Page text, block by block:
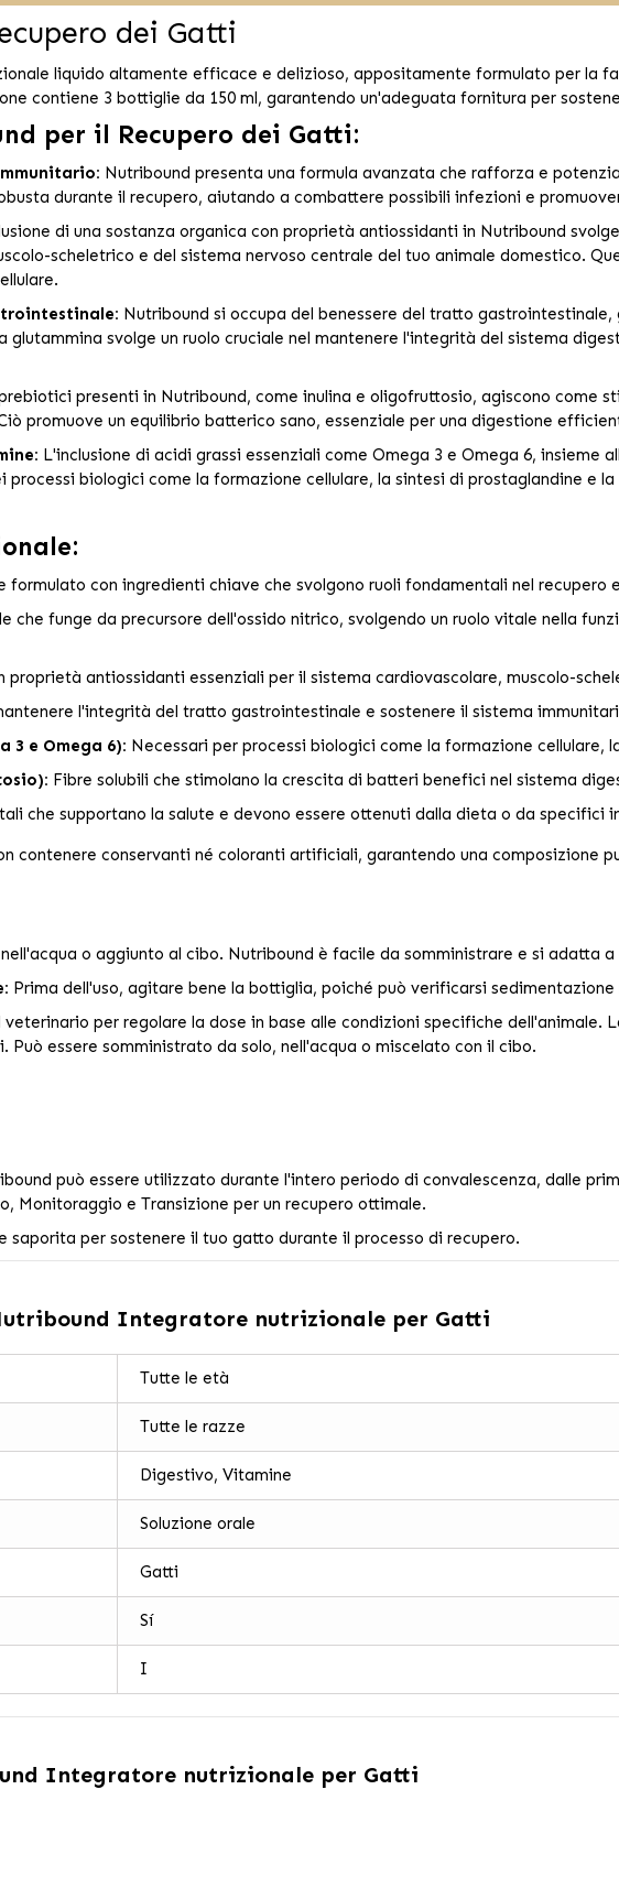
dei Gatti
liquido altamente efficace e delizioso, appositamente formulato per la
contiene 3 bottiglie da 150 ml, garantendo un'adeguata fornitura per
per il Recupero dei Gatti:
Nutribound presenta una formula avanzata che rafforza e
durante il recupero, aiutando a combattere possibili infezioni e
di una sostanza organica con proprietà antiossidanti in Nutribound
scheletrico e del sistema nervoso centrale del tuo animale domestico.
Nutribound si occupa del benessere del tratto
glutammina svolge un ruolo cruciale nel mantenere l'integrità del sistema
presenti in Nutribound, come inulina e oligofruttosio, agiscono come
promuove un equilibrio batterico sano, essenziale per una digestione
L'inclusione di acidi grassi essenziali come Omega 3 e Omega 6, insieme
processi biologici come la formazione cellulare, la sintesi di prostaglandine e
con ingredienti chiave che svolgono ruoli fondamentali nel recupero
che funge da precursore dell'ossido nitrico, svolgendo un ruolo vitale nella
proprietà antiossidanti essenziali per il sistema cardiovascolare, muscolo-
l'integrità del tratto gastrointestinale e sostenere il sistema
3 e Omega 6): Necessari per processi biologici come la formazione cellulare,
Fibre solubili che stimolano la crescita di batteri benefici nel sistema
che supportano la salute e devono essere ottenuti dalla dieta o da specifici
contenere conservanti né coloranti artificiali, garantendo una composizione
o aggiunto al cibo. Nutribound è facile da somministrare e si adatta
Prima dell'uso, agitare bene la bottiglia, poiché può verificarsi sedimentazione
veterinario per regolare la dose in base alle condizioni specifiche dell'animale.
Può essere somministrato da solo, nell'acqua o miscelato con il cibo.
può essere utilizzato durante l'intero periodo di convalescenza, dalle
Monitoraggio e Transizione per un recupero ottimale.
saporita per sostenere il tuo gatto durante il processo di recupero.
Integratore nutrizionale per Gatti
Tutte le età
Tutte le razze
Digestivo, Vitamine
Soluzione orale
Gatti
Sí
I
Integratore nutrizionale per Gatti